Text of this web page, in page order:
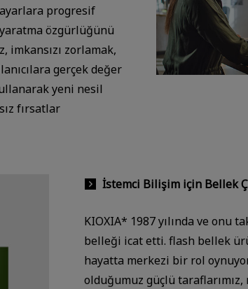
progresif
özgürlüğünü
imkansızı zorlamak,
gerçek değer
yeni nesil
fırsatlar
İstemci Bilişim için Bellek
KIOXIA* 1987 yılında ve onu
belleği icat etti. flash bellek
hayatta merkezi bir rol
olduğumuz güçlü